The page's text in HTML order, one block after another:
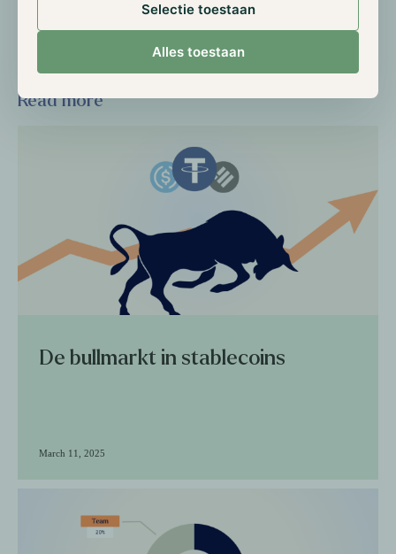
Selectie toestaan
Alles toestaan
Read more
De bullmarkt in stablecoins
March 11, 2025